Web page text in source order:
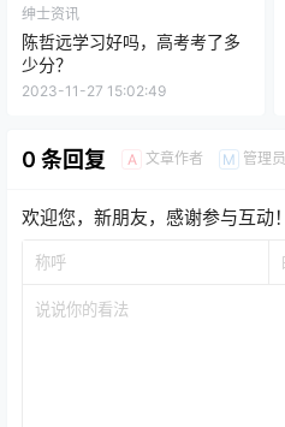
绅士资讯
陈哲远学习好吗，高考考了多
少分？
2023-11-27 15:02:49
0 条回复 A 文章作者 M 管理员
欢迎您，新朋友，感谢参与互动！